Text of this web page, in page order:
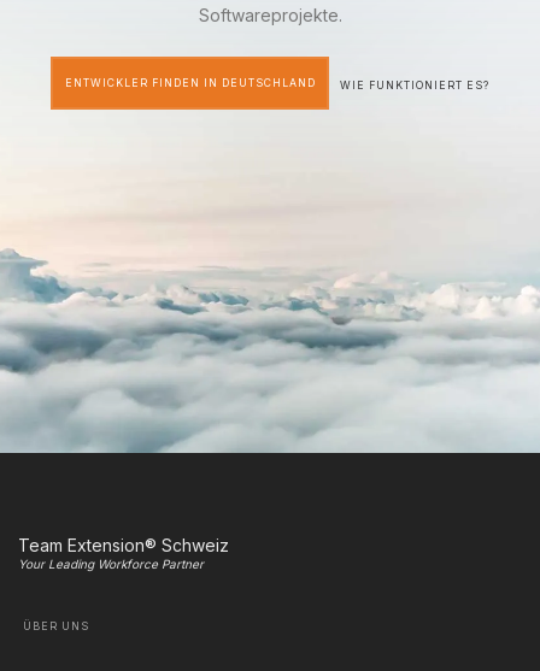
Softwareprojekte.
ENTWICKLER FINDEN IN DEUTSCHLAND WIE FUNKTIONIERT ES?
Team Extension® Schweiz
Your Leading Workforce Partner
ÜBER UNS